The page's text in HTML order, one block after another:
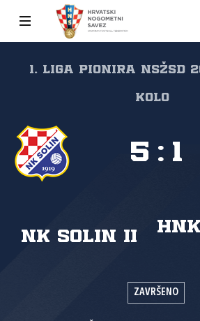
1. liga pionira NSŽSD
kolo
NK Solin II
5 : 1
ZAVRŠENO